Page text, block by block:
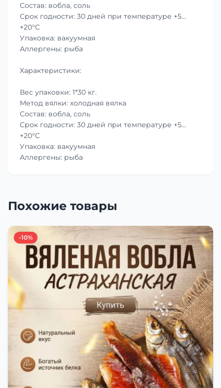
Состав: вобла, соль
Срок годности: 30 дней при температуре +5…
+20°C
Упаковка: вакуумная
Аллергены: рыба
Характеристики:
Вес упаковки: 1*30 кг.
Метод вялки: холодная вялка
Состав: вобла, соль
Срок годности: 30 дней при температуре +5…
+20°C
Упаковка: вакуумная
Аллергены: рыба
Похожие товары
-10%